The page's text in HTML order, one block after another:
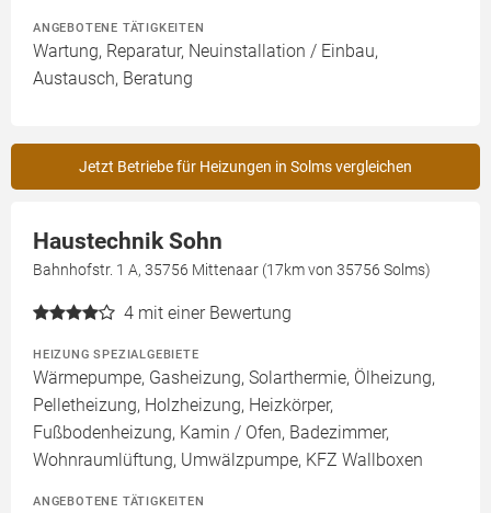
ANGEBOTENE TÄTIGKEITEN
Wartung, Reparatur, Neuinstallation / Einbau,
Austausch, Beratung
Jetzt Betriebe für Heizungen in Solms vergleichen
Haustechnik Sohn
Bahnhofstr. 1 A, 35756 Mittenaar (17km von 35756 Solms)
4 mit einer Bewertung
HEIZUNG SPEZIALGEBIETE
Wärmepumpe, Gasheizung, Solarthermie, Ölheizung,
Pelletheizung, Holzheizung, Heizkörper,
Fußbodenheizung, Kamin / Ofen, Badezimmer,
Wohnraumlüftung, Umwälzpumpe, KFZ Wallboxen
ANGEBOTENE TÄTIGKEITEN